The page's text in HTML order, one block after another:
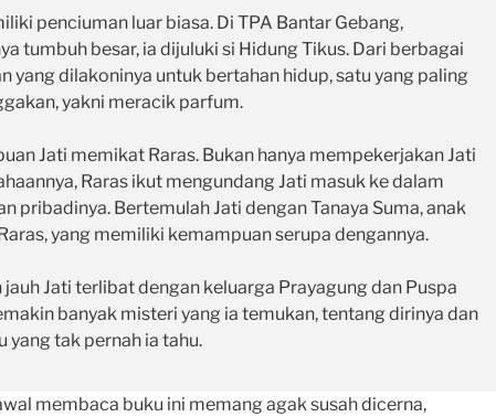
penciuman luar biasa. Di TPA Bantar Gebang,
tumbuh besar, ia dijuluki si Hidung Tikus. Dari berbagai
yang dilakoninya untuk bertahan hidup, satu yang paling
yakni meracik parfum.
Jati memikat Raras. Bukan hanya mempekerjakan Jati
Raras ikut mengundang Jati masuk ke dalam
pribadinya. Bertemulah Jati dengan Tanaya Suma, anak
yang memiliki kemampuan serupa dengannya.
jauh Jati terlibat dengan keluarga Prayagung dan Puspa
banyak misteri yang ia temukan, tentang dirinya dan
yang tak pernah ia tahu.
membaca buku ini memang agak susah dicerna,